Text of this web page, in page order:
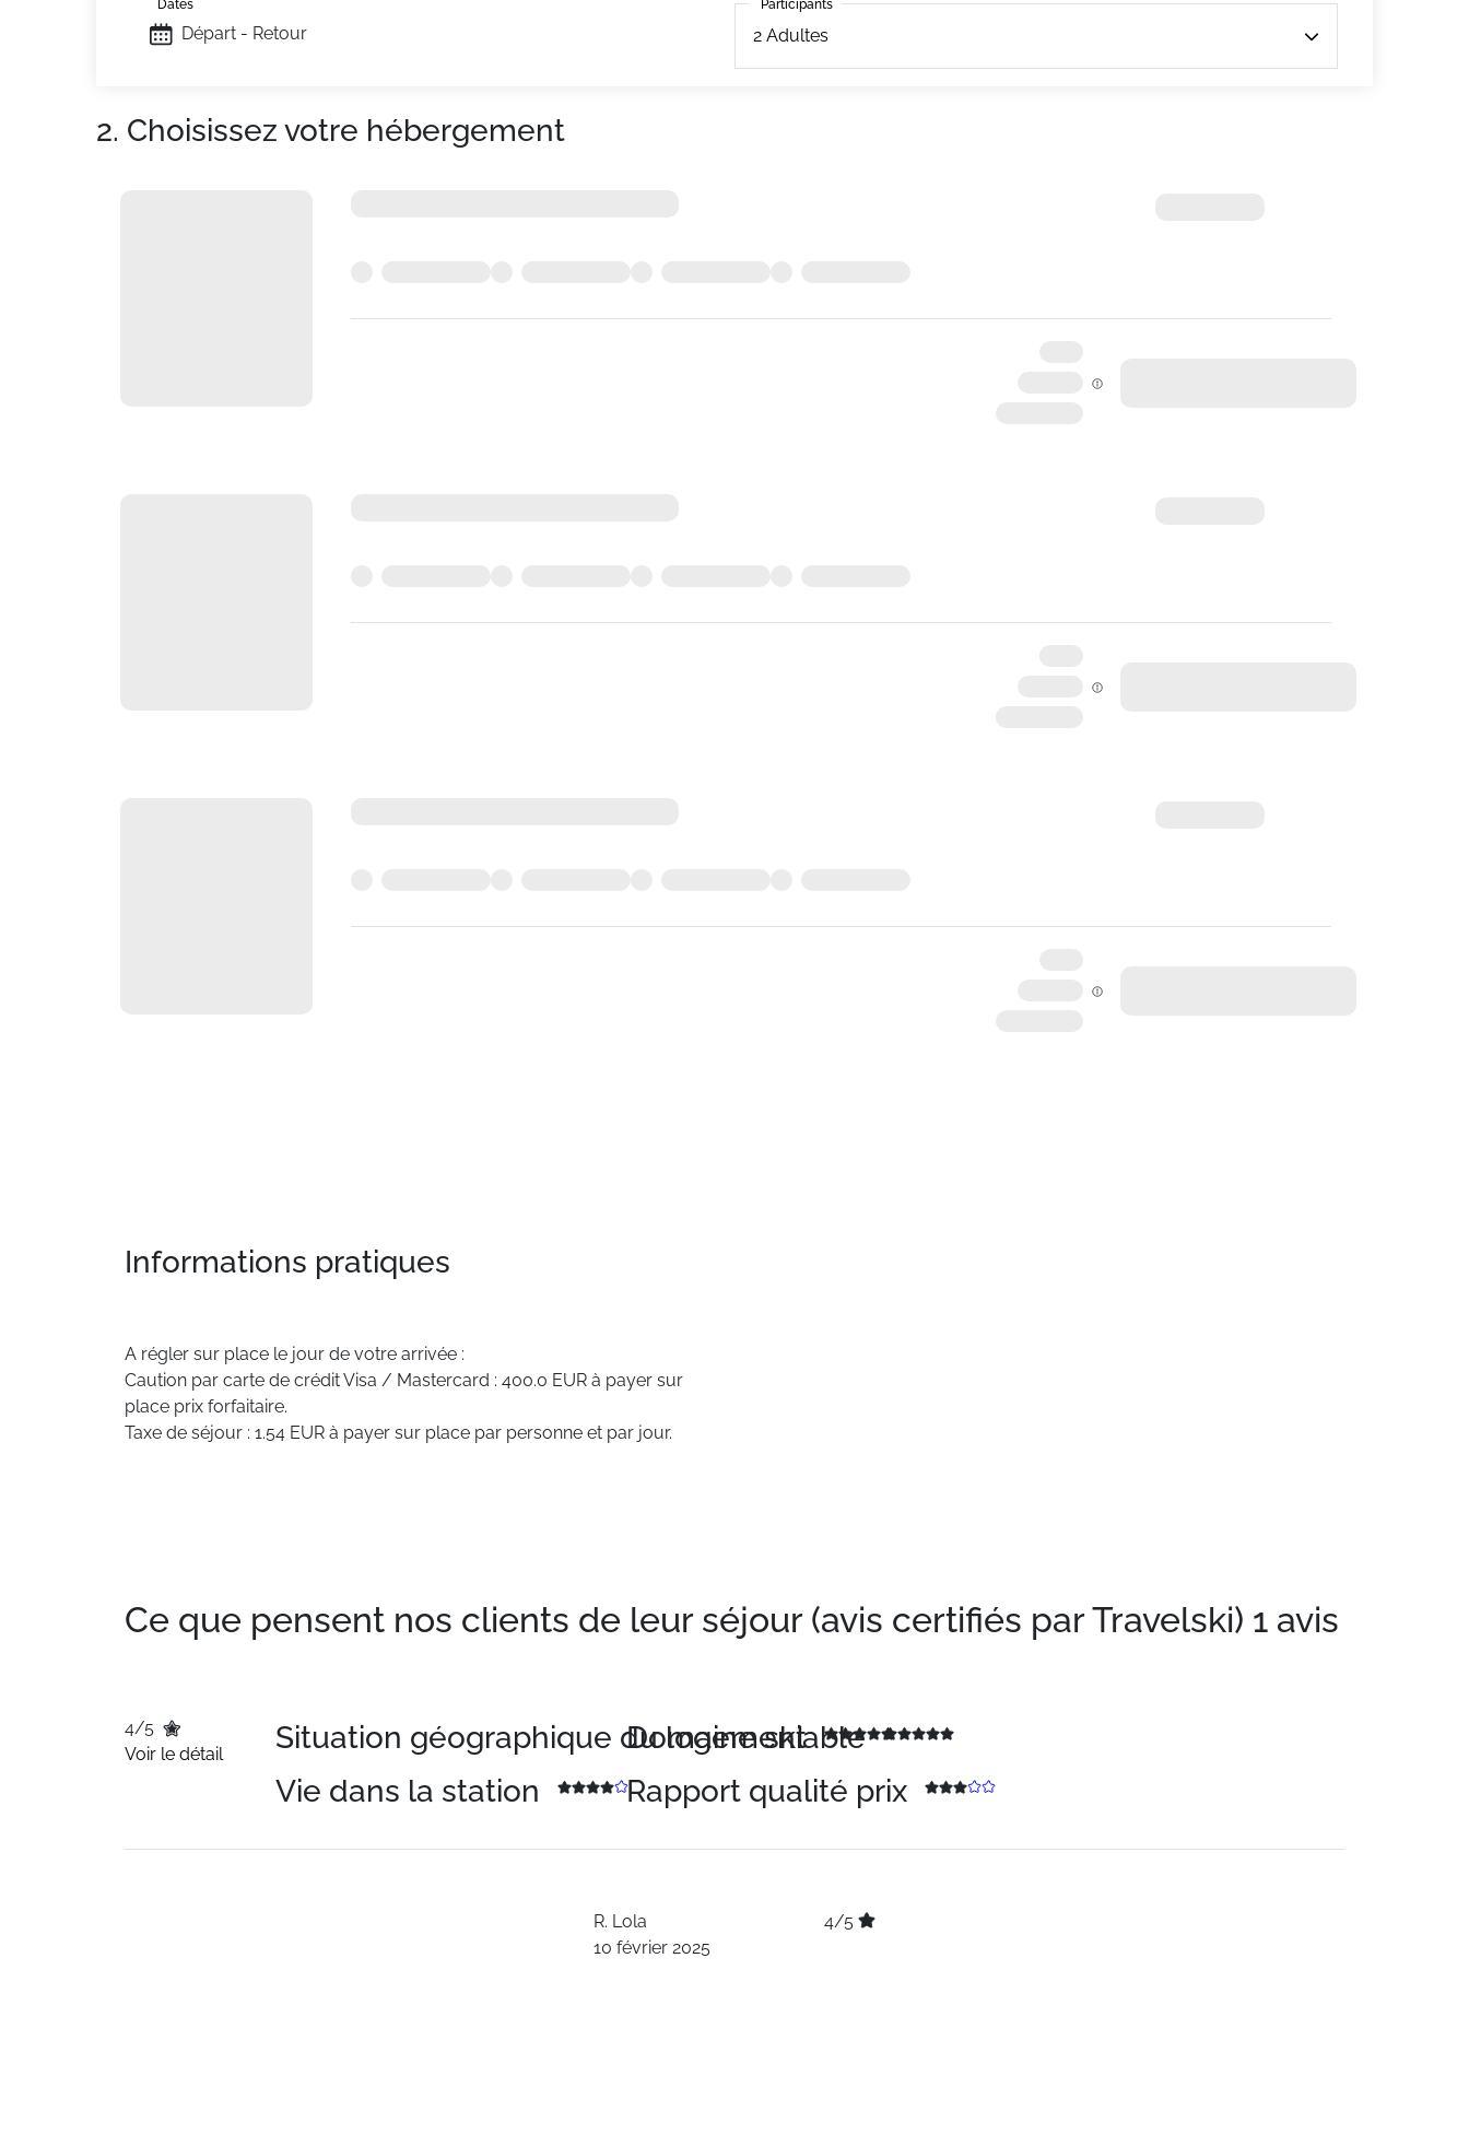
Départ - Retour
Dates Participants
2 Adultes
Participants
2. Choisissez votre hébergement
Informations pratiques
A régler sur place le jour de votre arrivée :
Caution par carte de crédit Visa / Mastercard : 400.0 EUR à payer sur
place prix forfaitaire.
Taxe de séjour : 1.54 EUR à payer sur place par personne et par jour.
Ce que pensent nos clients de leur séjour (avis certifiés par Travelski) 1 avis
4/5
Voir le détail
Situation géographique du logement
Domaine skiable
Vie dans la station
Rapport qualité prix
R. Lola
4/5
10 février 2025